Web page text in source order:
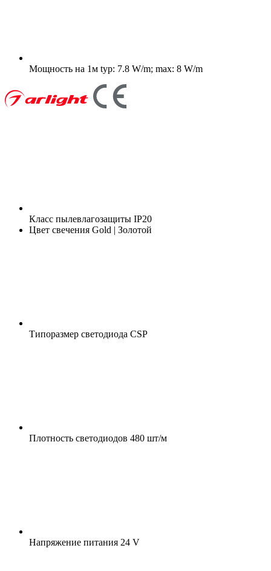
Мощность на 1м typ: 7.8 W/m; max: 8 W/m
Класс пылевлагозащиты IP20
Цвет свечения Gold | Золотой
Типоразмер светодиода CSP
Плотность светодиодов 480 шт/м
Напряжение питания 24 V